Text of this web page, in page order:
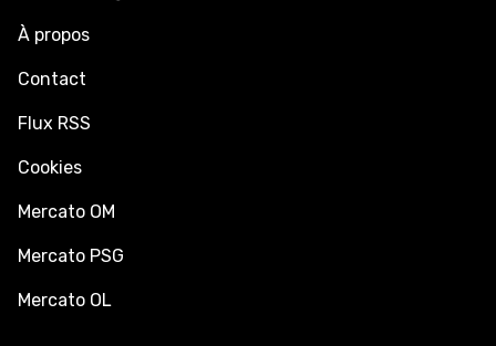
À propos
Contact
Flux RSS
Cookies
Mercato OM
Mercato PSG
Mercato OL